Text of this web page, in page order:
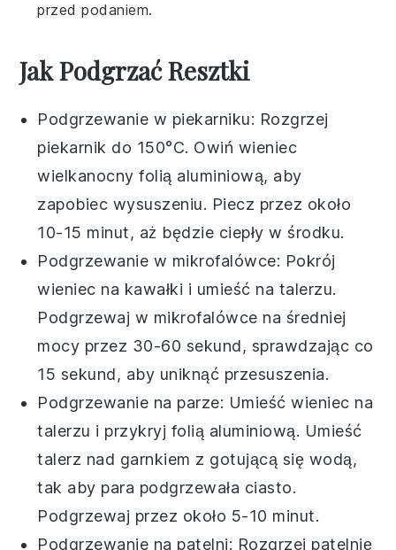
przed podaniem.
Jak Podgrzać Resztki
Podgrzewanie w piekarniku: Rozgrzej
piekarnik do 150°C. Owiń wieniec
wielkanocny folią aluminiową, aby
zapobiec wysuszeniu. Piecz przez około
10-15 minut, aż będzie ciepły w środku.
Podgrzewanie w mikrofalówce: Pokrój
wieniec na kawałki i umieść na talerzu.
Podgrzewaj w mikrofalówce na średniej
mocy przez 30-60 sekund, sprawdzając co
15 sekund, aby uniknąć przesuszenia.
Podgrzewanie na parze: Umieśćwieniec na
talerzu i przykryj folią aluminiową. Umieść
talerz nad garnkiem z gotującą się wodą,
tak aby para podgrzewała ciasto.
Podgrzewaj przez około 5-10 minut.
Podgrzewanie na patelni: Rozgrzej patelnię